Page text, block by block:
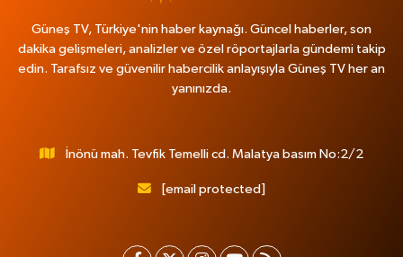
Güneş TV, Türkiye'nin haber kaynağı. Güncel haberler, son
dakika gelişmeleri, analizler ve özel röportajlarla gündemi takip
edin. Tarafsız ve güvenilir habercilik anlayışıyla Güneş TV her an
yanınızda.
İnönü mah. Tevfik Temelli cd. Malatya basım No:2/2
[email protected]